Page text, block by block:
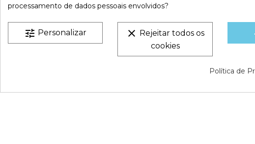
De 9:00 a 15:30 h.
processamento de dados pessoais envolvidos?
clear Rejeitar todos os
cookies
tune Personalizar
Política de